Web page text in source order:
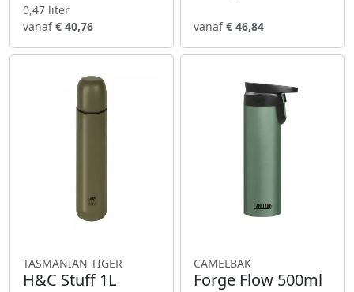
0,47 liter
vanaf€ 40,76 vanaf€ 46,84
TASMANIAN TIGER
H&C Stuff 1L
CAMELBAK
Forge Flow 500ml